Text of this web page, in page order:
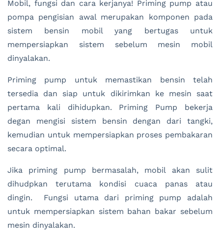
Mobil, fungsi dan cara kerjanya! Priming pump atau
pompa pengisian awal merupakan komponen pada
sistem bensin mobil yang bertugas untuk
mempersiapkan sistem sebelum mesin mobil
dinyalakan.
Priming pump untuk memastikan bensin telah
tersedia dan siap untuk dikirimkan ke mesin saat
pertama kali dihidupkan. Priming Pump bekerja
degan mengisi sistem bensin dengan dari tangki,
kemudian untuk mempersiapkan proses pembakaran
secara optimal.
Jika priming pump bermasalah, mobil akan sulit
dihudpkan terutama kondisi cuaca panas atau
dingin. Fungsi utama dari priming pump adalah
untuk mempersiapkan sistem bahan bakar sebelum
mesin dinyalakan.